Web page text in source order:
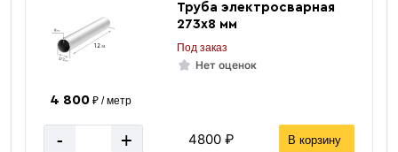
Труба электросварная
273х8 мм
Под заказ
Нет оценок
4 800₽ / метр
- + 4800 ₽ В корзину